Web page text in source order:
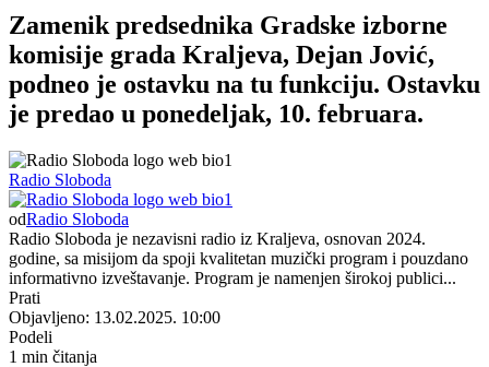
Zamenik predsednika Gradske izborne
komisije grada Kraljeva, Dejan Jović,
podneo je ostavku na tu funkciju. Ostavku
je predao u ponedeljak, 10. februara.
Radio Sloboda
odRadio Sloboda
Radio Sloboda je nezavisni radio iz Kraljeva, osnovan 2024.
godine, sa misijom da spoji kvalitetan muzički program i pouzdano
informativno izveštavanje. Program je namenjen širokoj publici...
Prati
Objavljeno: 13.02.2025. 10:00
Podeli
1 min čitanja